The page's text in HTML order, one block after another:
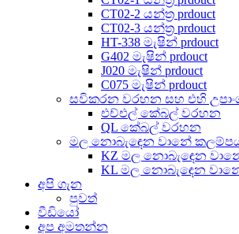
CT02-2 යන්ත්‍ර prdouct
CT02-3 යන්ත්‍ර prdouct
HT-338 මැෂින් prdouct
G402 මැෂින් prdouct
J020 මැෂින් prdouct
C075 මැෂින් prdouct
සවිකරන වරහන සහ එහි
එච්එල් කේබල් වරහන
QL කේබල් වරහන
මල නොබැඳෙන වානේ
KZ මල නොබැඳෙන
KL මල නොබැඳෙන
අපි ගැන
පුවත්
වීඩියෝ
අප අමතන්න